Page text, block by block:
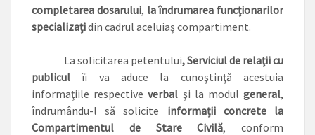
completarea dosarului, la îndrumarea funcţionarilor
specializaţidin cadrul aceluiaş compartiment.
La solicitarea petentului, Serviciul de relaţii cu
publicul îi va aduce la cunoştinţă acestuia
informaţiile respectiveverbal şi la modulgeneral,
îndrumându-l să solicite informaţii concrete la
Compartimentul de Stare Civilă, conform